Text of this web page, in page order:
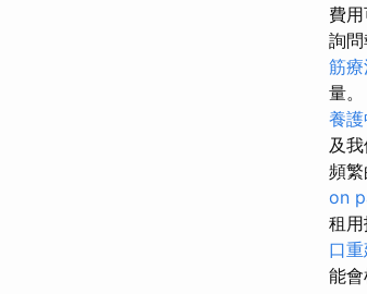
費
詢
筋
量。
養
及
頻繁
on
租
口
能